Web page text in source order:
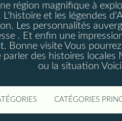
région magnifique à
L'histoire et les légendes
Les personnalités
. Et enfin une
Bonne visite Vous
parler des histoires
ou la situation
CATÉGORIES